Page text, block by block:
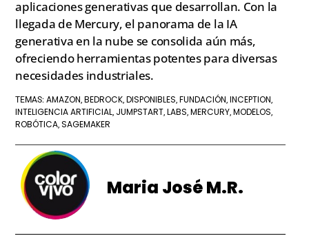
aplicaciones generativas que desarrollan. Con la
llegada de Mercury, el panorama de la IA
generativa en la nube se consolida aún más,
ofreciendo herramientas potentes para diversas
necesidades industriales.
TEMAS:AMAZON, BEDROCK, DISPONIBLES, FUNDACIÓN, INCEPTION,
INTELIGENCIA ARTIFICIAL, JUMPSTART, LABS, MERCURY, MODELOS,
ROBÓTICA,SAGEMAKER
Maria José M.R.